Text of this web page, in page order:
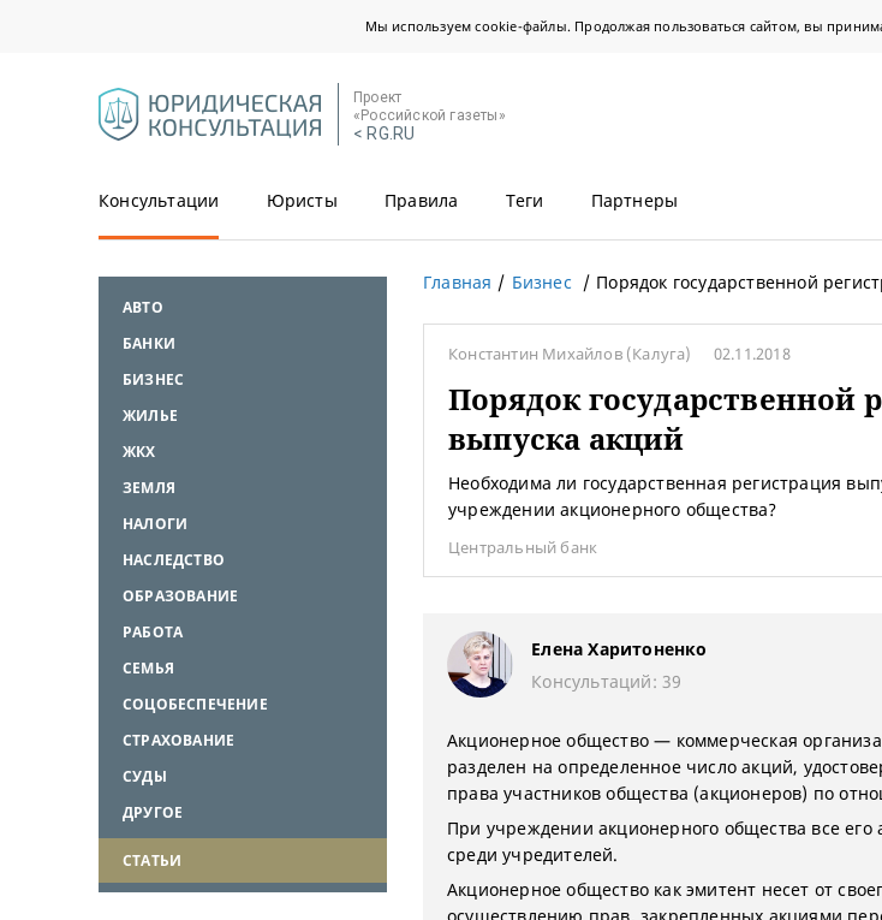
Мы используем cookie-файлы. Продолжая пользоваться сайтом, вы
Проект
«Российской газеты»
< RG.RU
Консультации Юристы Правила Теги Партнеры
АВТО
БАНКИ
БИЗНЕС
ЖИЛЬЕ
ЖКХ
ЗЕМЛЯ
НАЛОГИ
НАСЛЕДСТВО
ОБРАЗОВАНИЕ
РАБОТА
СЕМЬЯ
СОЦОБЕСПЕЧЕНИЕ
СТРАХОВАНИЕ
СУДЫ
ДРУГОЕ
СТАТЬИ
Главная Бизнес Порядок государственной
Константин Михайлов (Калуга) 02.11.2018
Порядок государственной
выпуска акций
Необходима ли государственная регистрация
учреждении акционерного общества?
Центральный банк
Елена Харитоненко
Консультаций: 39
Акционерное общество — коммерческая
разделен на определенное число акций,
права участников общества (акционеров) по
При учреждении акционерного общества все
среди учредителей.
Акционерное общество как эмитент несет от